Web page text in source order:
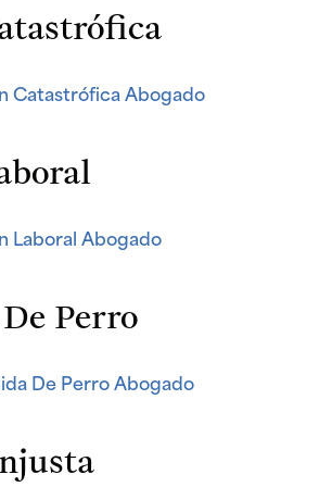
Catastrófica Abogado
Laboral Abogado
Perro
De Perro Abogado